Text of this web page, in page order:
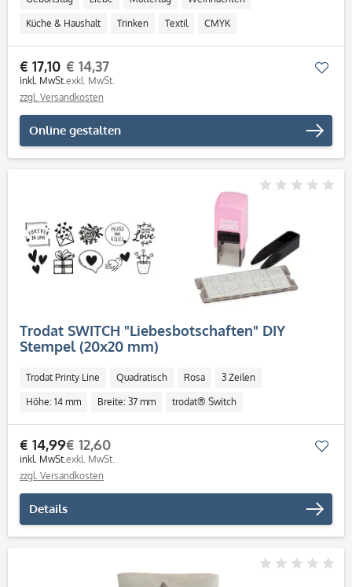
Küche & Haushalt Trinken Textil CMYK
Personalisierbar / Onlinegestaltung
€ 17,10
inkl. MwSt.
€ 14,37
exkl. MwSt.
zzgl. Versandkosten
Online gestalten
Trodat SWITCH "Liebesbotschaften" DIY
Stempel (20x20 mm)
Trodat Printy Line Quadratisch Rosa 3 Zeilen
Höhe: 14 mm Breite: 37 mm trodat® Switch
€ 14,99
inkl. MwSt.
€ 12,60
exkl. MwSt.
zzgl. Versandkosten
Details